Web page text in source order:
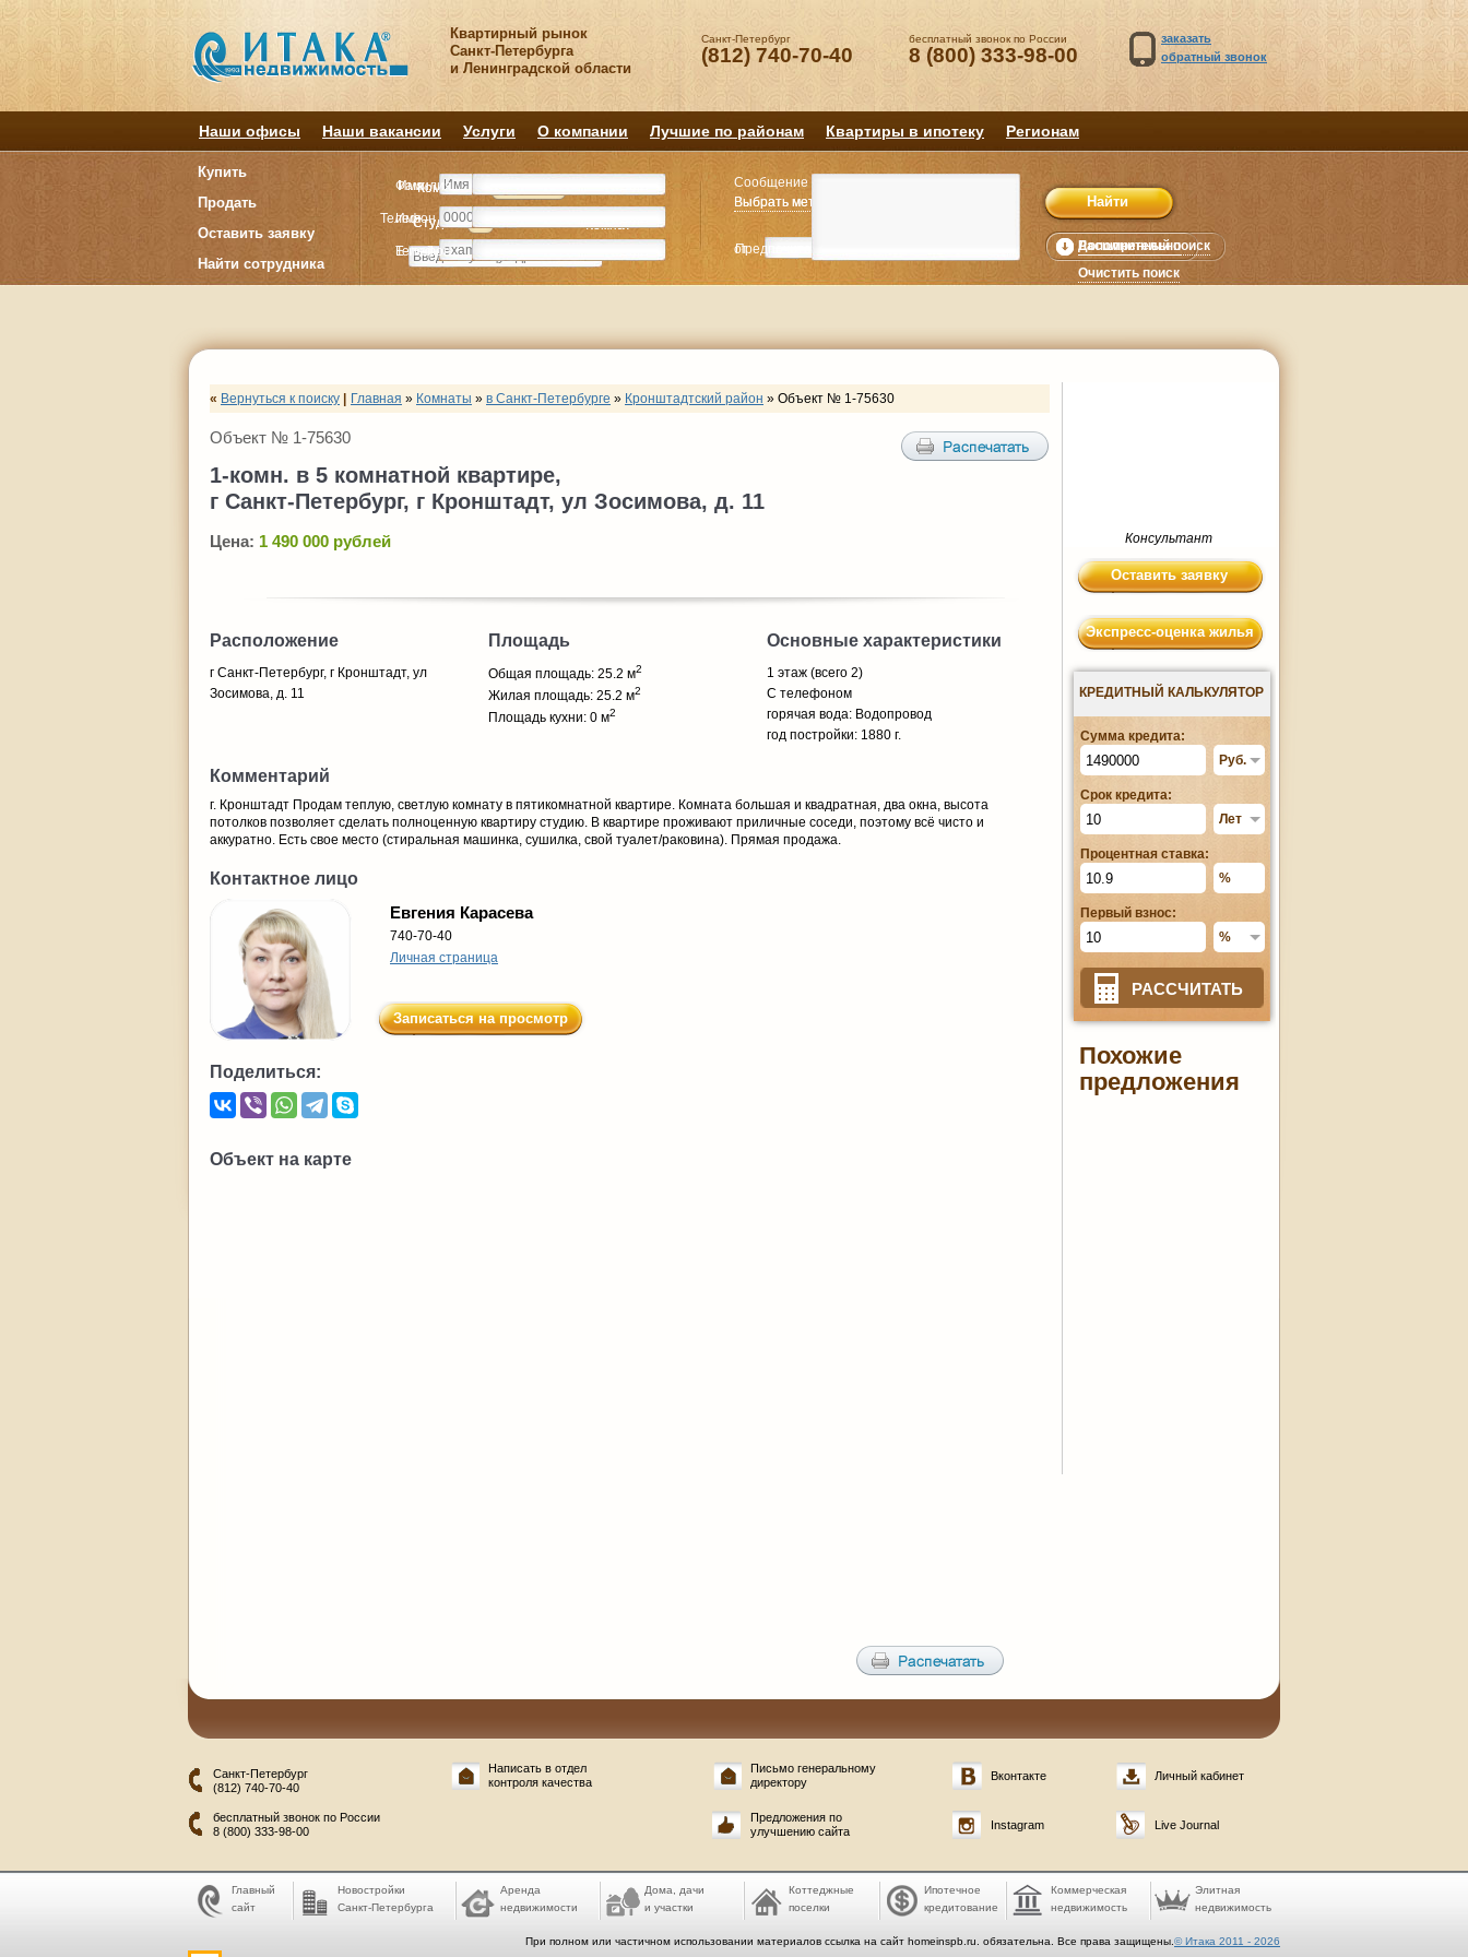
Квартирный рынок
Санкт-Петербурга
и Ленинградской области
Санкт-Петербург
(812) 740-70-40
бесплатный звонок по России
8 (800) 333-98-00
заказать
обратный звонок
Наши офисы Наши вакансии Услуги О компании Лучшие по районам Квартиры в ипотеку Регионам
Купить
Продать
Оставить заявку
Найти сотрудника
Комнату
Студия Комнат
Выбрать метро
от
Расширенный поиск
Очистить поиск
Комнату
Студия Комнат
Выбрать метро
Предпочитаемая цена Дополнительно
Имя
Телефон
E-mail
Сообщение
Фамилия
Имя
Телефон
« Вернуться к поиску Главная » Комнаты » в Санкт-Петербурге » Кронштадтский район » Объект № 1-75630
Объект № 1-75630
1-комн. в 5 комнатной квартире,
г Санкт-Петербург, г Кронштадт, ул Зосимова, д. 11
Цена: 1 490 000 рублей
Расположение
г Санкт-Петербург, г Кронштадт, ул
Зосимова, д. 11
Площадь
Общая площадь: 25.2 м2
Жилая площадь: 25.2 м2
Площадь кухни: 0 м2
Основные характеристики
1 этаж (всего 2)
С телефоном
горячая вода: Водопровод
год постройки: 1880 г.
Комментарий
г. Кронштадт Продам теплую, светлую комнату в пятикомнатной квартире. Комната большая и квадратная, два окна, высота
потолков позволяет сделать полноценную квартиру студию. В квартире проживают приличные соседи, поэтому всё чисто и
аккуратно. Есть свое место (стиральная машинка, сушилка, свой туалет/раковина). Прямая продажа.
Контактное лицо
Евгения Карасева
740-70-40
Личная страница
Записаться на просмотр
Поделиться:
Объект на карте
Консультант
Оставить заявку
Экспресс-оценка жилья
КРЕДИТНЫЙ КАЛЬКУЛЯТОР
Сумма кредита:
Срок кредита:
Процентная ставка:
Первый взнос:
РАССЧИТАТЬ
Похожие
предложения
Санкт-Петербург
(812) 740-70-40
бесплатный звонок по России
8 (800) 333-98-00
Написать в отдел
контроля качества
Письмо генеральному
директору
Предложения по
улучшению сайта
Вконтакте
Instagram
Личный кабинет
Live Journal
Главный
сайт
Новостройки
Санкт-Петербурга
Аренда
недвижимости
Дома, дачи
и участки
Коттеджные
поселки
Ипотечное
кредитование
Коммерческая
недвижимость
Элитная
недвижимость
При полном или частичном использовании материалов ссылка на сайт homeinspb.ru. обязательна. Все права защищены. © Итака 2011 - 2026